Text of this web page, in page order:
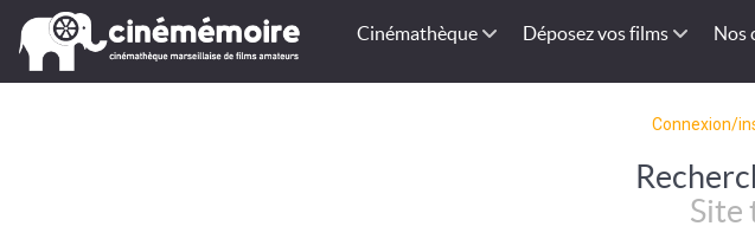
Cinémathèque Déposez vos films Nos
Connexion/
Site